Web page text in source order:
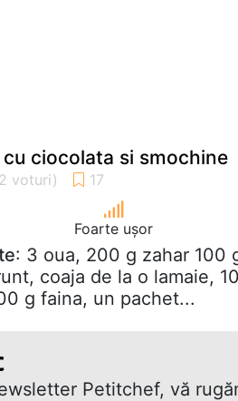
cu ciocolata si smochine
Foarte ușor
: 3 oua, 200 g zahar 100
coaja de la o lamaie,
g faina, un pachet...
Petitchef, vă